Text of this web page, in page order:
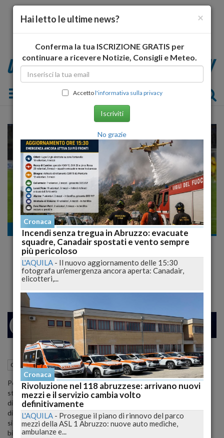
Toggle navigation
Cronaca nazionale
Pescara, inizia la missione rafforzamento:
c'è Immobile sotto l'albero?
Il genoano potrebbe tornare a Pescara a gennaio
MILANO 24 26
Cronaca nazionale Pescara (PE) 10 Dicembre 2012 11:15
Pescara-Genoa non è stata solo un bel punto di svolta nella
stagione del Delfino: già, perchè oltre alla vittoria sulla formazione
di Gigi Del Neri, che comunque dovrà essere arricchita da una
discreta continuità nei risultati, c'è da svelare un retroscena
sicuramente affascinante che farà battere forte il cuore dei tifosi
biancazzurri.
×
Hai letto le ultime news?
Conferma la tua ISCRIZIONE GRATIS per
continuare a ricevere Notizie, Consigli e Meteo.
Accettol'informativa sulla privacy
Iscriviti
No grazie
Cronaca
Incendi senza tregua in Abruzzo: evacuate
squadre, Canadair spostati e vento sempre
più pericoloso
L'AQUILA - Il nuovo aggiornamento delle 15:30
fotografa un'emergenza ancora aperta: Canadair,
elicotteri,...
Cronaca
Rivoluzione nel 118 abruzzese: arrivano nuovi
mezzi e il servizio cambia volto
definitivamente
L'AQUILA - Prosegue il piano di rinnovo del parco
mezzi della ASL 1 Abruzzo: nuove auto mediche,
ambulanze e...